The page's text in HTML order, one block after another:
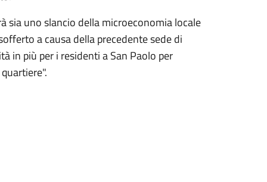
sia uno slancio della microeconomia locale
a causa della precedente sede di
in più per i residenti a San Paolo per